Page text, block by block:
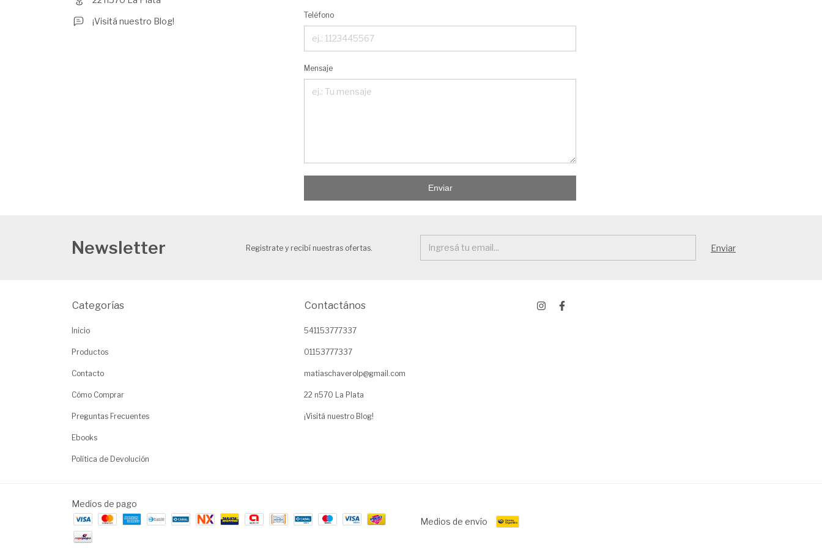
¡Visitá nuestro Blog!
Teléfono
Mensaje
Enviar
Newsletter Registrate y recibí nuestras ofertas.
Categorías
Inicio
Productos
Contacto
Cómo Comprar
Preguntas Frecuentes
Ebooks
Política de Devolución
Contactános
541153777337
01153777337
matiaschaverolp@gmail.com
22 n570 La Plata
¡Visitá nuestro Blog!
Medios de pago
Medios de envío